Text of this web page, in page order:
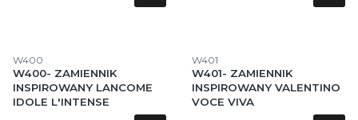
Kod produktu
W400
W400- ZAMIENNIK
INSPIROWANY LANCOME
IDOLE L'INTENSE
Kod produktu
W401
W401- ZAMIENNIK
INSPIROWANY VALENTINO
VOCE VIVA